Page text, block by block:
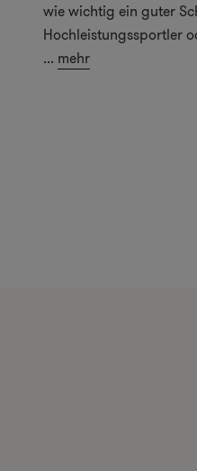
wie wichtig ein guter
Hochleistungssportler
... mehr